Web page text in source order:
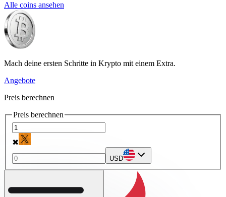
Alle coins ansehen
Mach deine ersten Schritte in Krypto mit einem Extra.
Angebote
Preis berechnen
Preis berechnen
✖
USD